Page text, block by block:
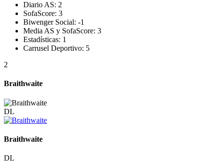
Diario AS: 2
SofaScore: 3
Biwenger Social: -1
Media AS y SofaScore: 3
Estadísticas: 1
Carrusel Deportivo: 5
2
Braithwaite
DL
Braithwaite
DL